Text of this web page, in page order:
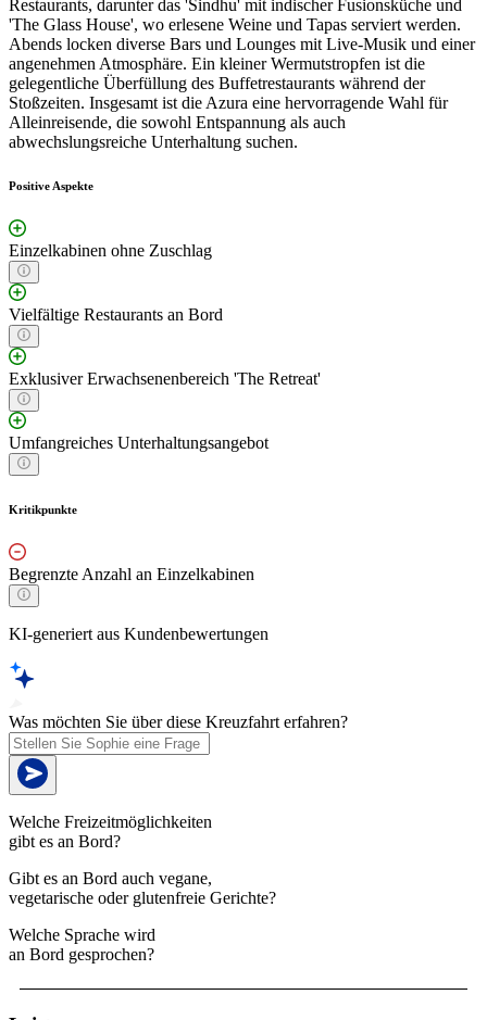
Restaurants, darunter das 'Sindhu' mit indischer Fusionsküche und
'The Glass House', wo erlesene Weine und Tapas serviert werden.
Abends locken diverse Bars und Lounges mit Live-Musik und einer
angenehmen Atmosphäre. Ein kleiner Wermutstropfen ist die
gelegentliche Überfüllung des Buffetrestaurants während der
Stoßzeiten. Insgesamt ist die Azura eine hervorragende Wahl für
Alleinreisende, die sowohl Entspannung als auch
abwechslungsreiche Unterhaltung suchen.
Positive Aspekte
Einzelkabinen ohne Zuschlag
Vielfältige Restaurants an Bord
Exklusiver Erwachsenenbereich 'The Retreat'
Umfangreiches Unterhaltungsangebot
Kritikpunkte
Begrenzte Anzahl an Einzelkabinen
KI-generiert aus Kundenbewertungen
Was möchten Sie über diese Kreuzfahrt erfahren?
Welche Freizeitmöglichkeiten
gibt es an Bord?
Gibt es an Bord auch vegane,
vegetarische oder glutenfreie Gerichte?
Welche Sprache wird
an Bord gesprochen?